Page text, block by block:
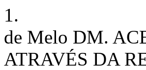
1.
de Melo DM.
ATRAVÉS DA